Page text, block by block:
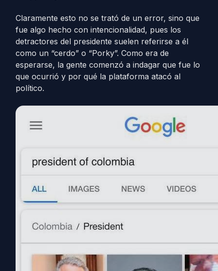
Claramente esto no se trató de un error, sino que
fue algo hecho con intencionalidad, pues los
detractores del presidente suelen referirse a él
como un “cerdo” o “Porky”. Como era de
esperarse, la gente comenzó a indagar que fue lo
que ocurrió y por qué la plataforma atacó al
político.